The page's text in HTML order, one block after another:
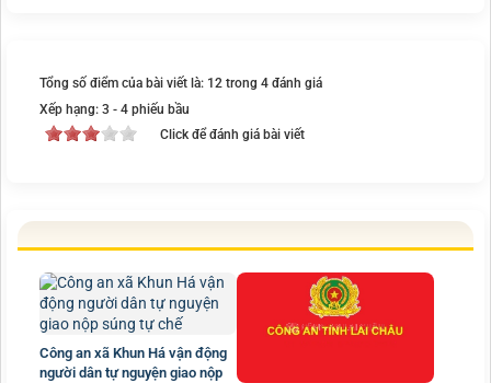
Tổng số điểm của bài viết là: 12 trong 4 đánh giá
Xếp hạng: 3 - 4 phiếu bầu
Click để đánh giá bài viết
Công an xã Khun Há vận động
người dân tự nguyện giao nộp